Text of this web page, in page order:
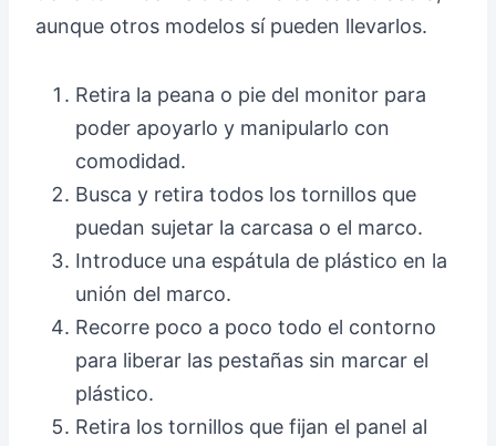
aunque otros modelos sí pueden llevarlos.
Retira la peana o pie del monitor para
poder apoyarlo y manipularlo con
comodidad.
Busca y retira todos los tornillos que
puedan sujetar la carcasa o el marco.
Introduce una espátula de plástico en la
unión del marco.
Recorre poco a poco todo el contorno
para liberar las pestañas sin marcar el
plástico.
Retira los tornillos que fijan el panel al